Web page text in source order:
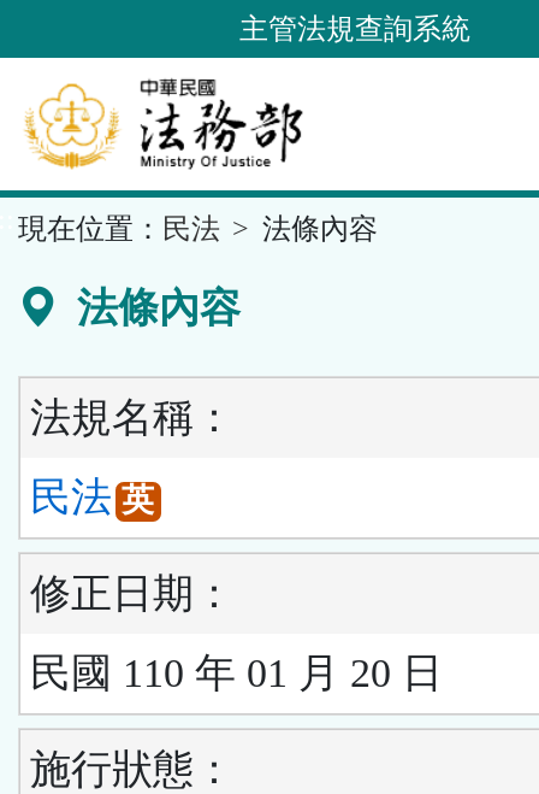
到
要
內
容
區
主管法規查詢系統
現在位置： 民法 法條內容
法條內容
法規名稱：
民法 英
修正日期：
民國 110 年 01 月 20 日
施行狀態：